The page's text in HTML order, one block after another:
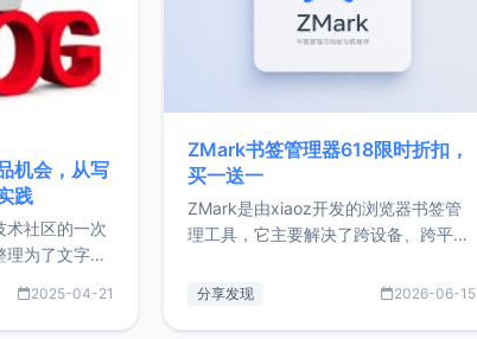
机会，从写
践
术社区的一次
理为了文字
的经历，以及
向自由职业
次公开了我的
2025-04-21
ZMark书签管理器618限时折扣，
买一送一
ZMark是由xiaoz开发的浏览器书签管
理工具，它主要解决了跨设备、跨平
做到一处部署、随处访问。同时，它还
分享发现 2026-06-15